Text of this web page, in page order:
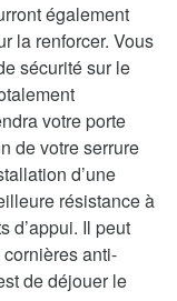
également
la renforcer. Vous
sécurité sur le
votre porte
de votre serrure
d’une
résistance à
d’appui. Il peut
anti-
de déjouer le